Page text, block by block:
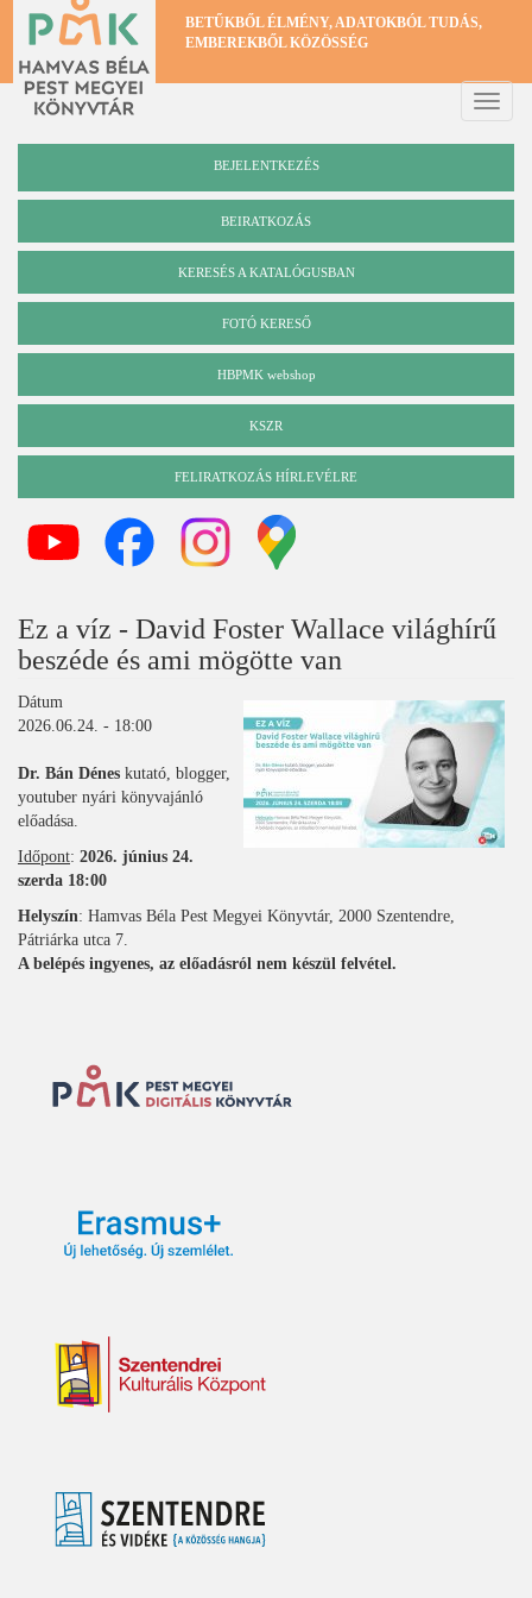
Ugrás
tartalomra
BETŰKBŐL ÉLMÉNY, ADATOKBÓL TUDÁS,
EMBEREKBŐL KÖZÖSSÉG
Toggle
BEJELENTKEZÉS
BEIRATKOZÁS
Katalógus
KERESÉS A KATALÓGUSBAN
FOTÓ KERESŐ
HBPMK webshop
KSZR
FELIRATKOZÁS HÍRLEVÉLRE
Ez a víz - David Foster Wallace világhírű
beszéde és ami mögötte van
Dátum
2026.06.24. - 18:00
Dr. Bán Dénes kutató, blogger,
youtuber nyári könyvajánló
előadása.
Időpont: 2026. június 24.
szerda 18:00
Helyszín: Hamvas Béla Pest Megyei Könyvtár, 2000 Szentendre,
Pátriárka utca 7.
A belépés ingyenes, az előadásról nem készül felvétel.